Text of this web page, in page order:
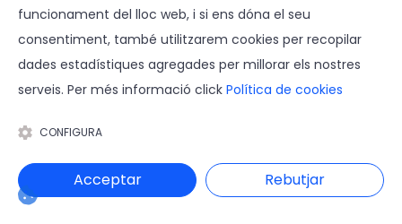
© 2026 Ajuntament d'Hostalric - Tots els drets reservats.
Avís legal
Disseny web i programació: Blaupixel.com
funcionament del lloc web, i si ens dóna el seu
consentiment, també utilitzarem cookies per recopilar
dades estadístiques agregades per millorar els nostres
serveis. Per més informació click Política de cookies
CONFIGURA
Acceptar Rebutjar